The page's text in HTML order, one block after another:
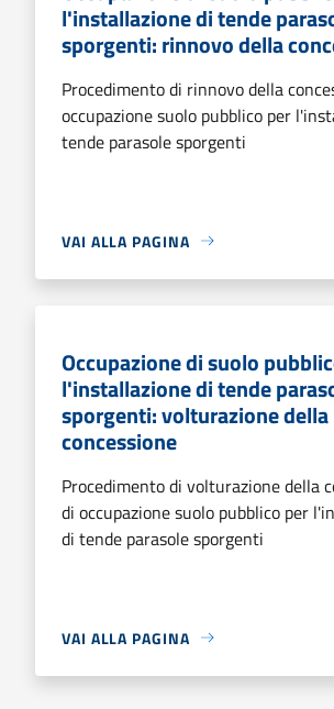
l'installazione di tende
sporgenti: rinnovo della
Procedimento di rinnovo della
occupazione suolo pubblico per
tende parasole sporgenti
VAI ALLA PAGINA
Occupazione di suolo
l'installazione di tende
sporgenti: volturazione della
concessione
Procedimento di volturazione della
di occupazione suolo pubblico per
di tende parasole sporgenti
VAI ALLA PAGINA